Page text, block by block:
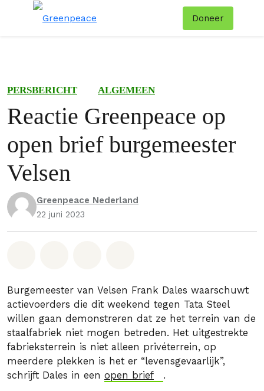
Doneer
PERSBERICHT ALGEMEEN
Reactie Greenpeace op
open brief burgemeester
Velsen
Greenpeace Nederland
22 juni 2023
Burgemeester van Velsen Frank Dales waarschuwt
actievoerders die dit weekend tegen Tata Steel
willen gaan demonstreren dat ze het terrein van de
staalfabriek niet mogen betreden. Het uitgestrekte
fabrieksterrein is niet alleen privéterrein, op
meerdere plekken is het er “levensgevaarlijk”,
schrijft Dales in een open brief .